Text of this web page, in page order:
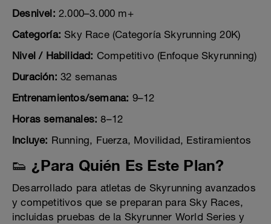
Desnivel: 2.000–3.000 m+
Categoría: Sky Race (Categoría Skyrunning 20K)
Nivel / Habilidad: Competitivo (Enfoque Skyrunning)
Duración: 32 semanas
Entrenamientos/semana: 9–12
Horas semanales: 8–12
Incluye: Running, Fuerza, Movilidad, Estiramientos
👟 ¿Para Quién Es Este Plan?
Desarrollado para atletas de Skyrunning avanzados
y competitivos que se preparan para Sky Races,
incluidas pruebas de la Skyrunner World Series y